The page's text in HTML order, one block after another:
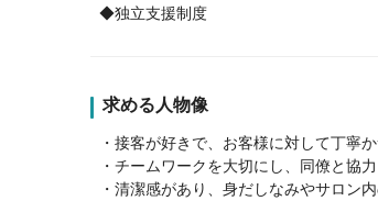
◆独立支援制度
求める人物像
・接客が好きで、お客様に対して丁寧
・チームワークを大切にし、同僚と協
・清潔感があり、身だしなみやサロン